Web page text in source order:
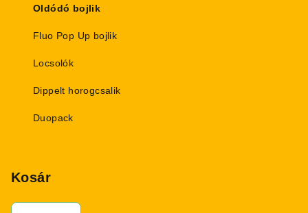
Oldódó bojlik
Fluo Pop Up bojlik
Locsolók
Dippelt horogcsalik
Duopack
Kosár